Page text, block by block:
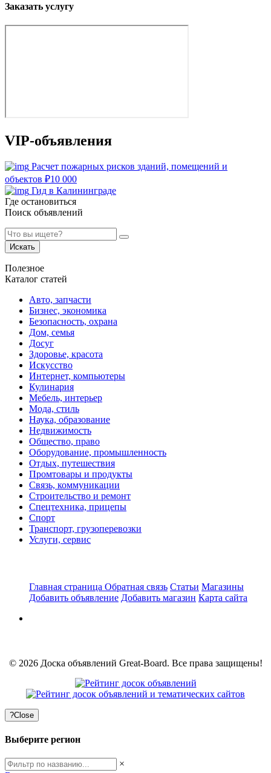
Заказать услугу
VIP-объявления
Расчет пожарных рисков зданий, помещений и
объектов ₽10 000
Гид в Калининграде
Где остановиться
Поиск объявлений
Искать
Полезное
Каталог статей
Авто, запчасти
Бизнес, экономика
Безопасность, охрана
Дом, семья
Досуг
Здоровье, красота
Искусство
Интернет, компьютеры
Кулинария
Мебель, интерьер
Мода, стиль
Наука, образование
Недвижимость
Общество, право
Оборудование, промышленность
Отдых, путешествия
Промтовары и продукты
Связь, коммуникации
Строительство и ремонт
Спецтехника, прицепы
Спорт
Транспорт, грузоперевозки
Услуги, сервис
Главная страница Обратная связь Статьи Магазины
Добавить объявление Добавить магазин Карта сайта
© 2026 Доска объявлений Great-Board. Все права защищены!
?Close
Выберите регион
×